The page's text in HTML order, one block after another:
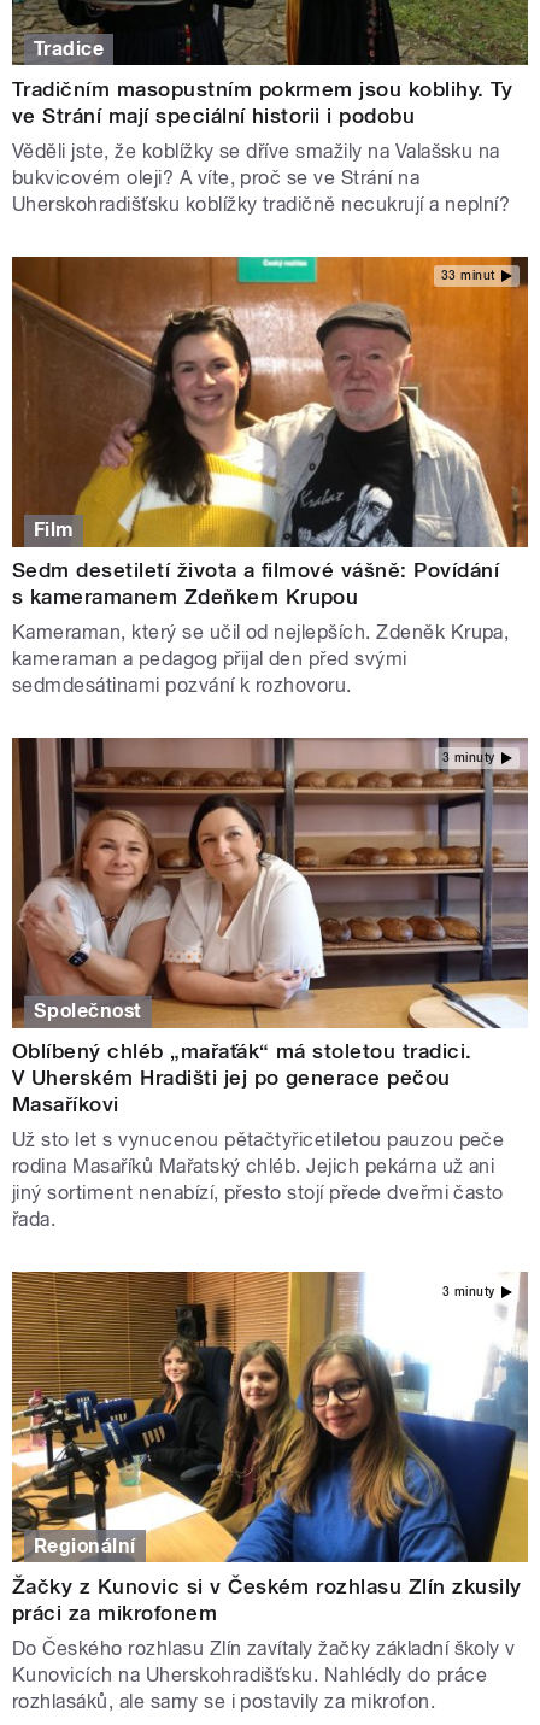
Tradice
Tradičním masopustním pokrmem jsou koblihy. Ty
ve Strání mají speciální historii i podobu
Věděli jste, že koblížky se dříve smažily na Valašsku na
bukvicovém oleji? A víte, proč se ve Strání na
Uherskohradišťsku koblížky tradičně necukrují a neplní?
33 minut
Film
Sedm desetiletí života a filmové vášně: Povídání
s kameramanem Zdeňkem Krupou
Kameraman, který se učil od nejlepších. Zdeněk Krupa,
kameraman a pedagog přijal den před svými
sedmdesátinami pozvání k rozhovoru.
3 minuty
Společnost
Oblíbený chléb „mařaťák“ má stoletou tradici.
V Uherském Hradišti jej po generace pečou
Masaříkovi
Už sto let s vynucenou pětačtyřicetiletou pauzou peče
rodina Masaříků Mařatský chléb. Jejich pekárna už ani
jiný sortiment nenabízí, přesto stojí přede dveřmi často
řada.
3 minuty
Regionální
Žačky z Kunovic si v Českém rozhlasu Zlín zkusily
práci za mikrofonem
Do Českého rozhlasu Zlín zavítaly žačky základní školy v
Kunovicích na Uherskohradišťsku. Nahlédly do práce
rozhlasáků, ale samy se i postavily za mikrofon.